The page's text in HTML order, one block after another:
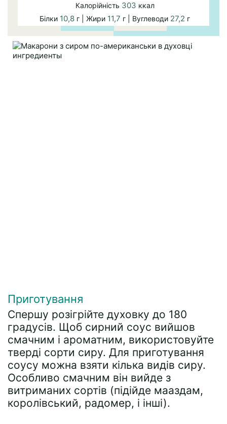
Калорійність 303 ккал
Білки 10,8 г | Жири 11,7 г | Вуглеводи 27,2 г
Приготування
Спершу розігрійте духовку до 180
градусів. Щоб сирний соус вийшов
смачним і ароматним, використовуйте
тверді сорти сиру. Для приготування
соусу можна взяти кілька видів сиру.
Особливо смачним він вийде з
витриманих сортів (підійде мааздам,
королівський, радомер, і інші).